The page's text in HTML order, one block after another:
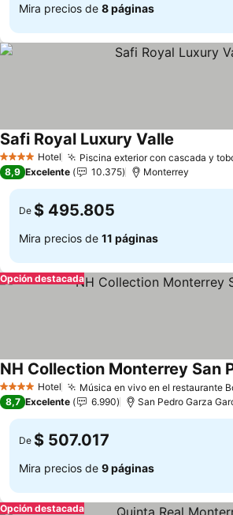
Mira precios de 8 páginas
4 EstrellasHotel Piscina exterior con cascada y
Safi Royal Luxury Valle
8,9 Excelente 10.375 Monterrey
De $ 495.805
Mira precios de 11 páginas
Opción destacada
4 EstrellasHotel Música en vivo en el restaurante
NH Collection Monterrey San
8,7 Excelente 6.990 San Pedro Garza
De $ 507.017
Mira precios de 9 páginas
Opción destacada